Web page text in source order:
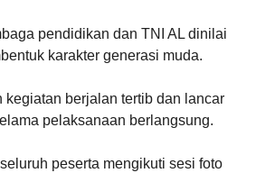
pendidikan dan TNI AL dinilai
karakter generasi muda.
kegiatan berjalan tertib dan lancar
pelaksanaan berlangsung.
peserta mengikuti sesi foto